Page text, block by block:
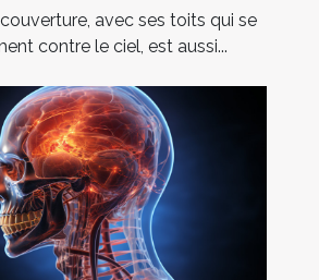
la couverture
avec ses toits qui se
contre le ciel, est aussi...